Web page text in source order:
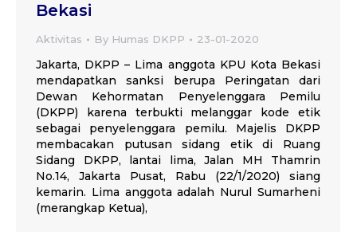
Bekasi
Aktivitas By Humas DKPP 23-01-2020
Jakarta, DKPP – Lima anggota KPU Kota Bekasi
mendapatkan sanksi berupa Peringatan dari
Dewan Kehormatan Penyelenggara Pemilu
(DKPP) karena terbukti melanggar kode etik
sebagai penyelenggara pemilu. Majelis DKPP
membacakan putusan sidang etik di Ruang
Sidang DKPP, lantai lima, Jalan MH Thamrin
No.14, Jakarta Pusat, Rabu (22/1/2020) siang
kemarin. Lima anggota adalah Nurul Sumarheni
(merangkap Ketua),